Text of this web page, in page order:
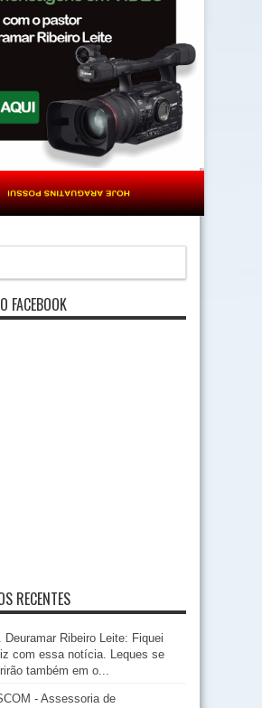
FACEBOOK
RECENTES
Deuramar Ribeiro Leite: Fiquei
com essa notícia. Leques se
também em o...
- Assessoria de